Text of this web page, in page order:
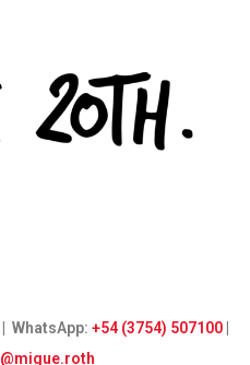
| WhatsApp: +54 (3754) 507100
@migue.roth